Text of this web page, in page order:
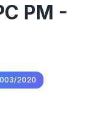
PM -
003/2020